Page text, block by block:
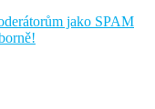
jako SPAM